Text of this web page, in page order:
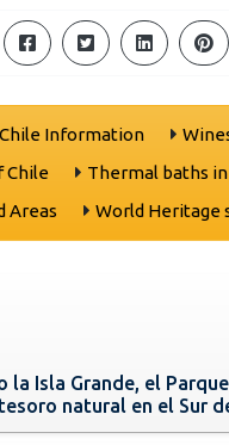
Chile Information
Chile
Thermal baths
Areas
World Heritage
la Isla Grande, el
natural en el Sur